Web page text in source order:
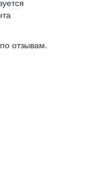
отзывам.